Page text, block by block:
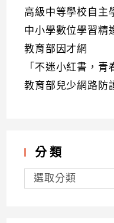
高級中等學校自主
中小學數位學習精
教育部因才網
「不迷小紅書，青
教育部兒少網路防
分類
分
類選取分類